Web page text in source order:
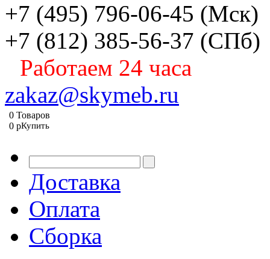
+7 (495) 796-06-45 (Мск)
+7 (812) 385-56-37 (СПб)
Работаем 24 часа
zakaz@skymeb.ru
0 Товаров
0 pКупить
Доставка
Оплата
Сборка